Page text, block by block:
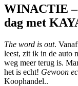
WINACTIE
dag met
The word is out.
leest, zit ik in de auto
weg meer terug is.
het is echt! Gewoon
Koophandel..